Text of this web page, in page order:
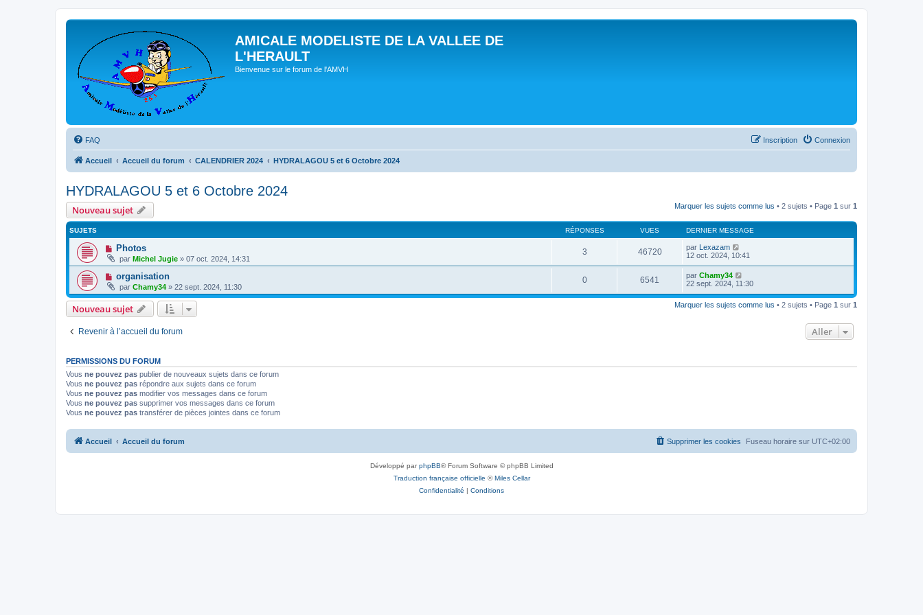
AMICALE MODELISTE DE LA VALLEE DE
L'HERAULT
Bienvenue sur le forum de l'AMVH
FAQ Connexion
Inscription
Accueil Accueil du forum CALENDRIER 2024 HYDRALAGOU 5 et 6 Octobre 2024
HYDRALAGOU 5 et 6 Octobre 2024
Nouveau sujet Marquer les sujets comme lus • 2 sujets • Page 1 sur 1
SUJETS RÉPONSES VUES DERNIER MESSAGE
Photos
par Michel Jugie » 07 oct. 2024, 14:31
3 46720 par Lexazam
12 oct. 2024, 10:41
organisation
par Chamy34 » 22 sept. 2024, 11:30
0 6541 par Chamy34
22 sept. 2024, 11:30
Nouveau sujet Marquer les sujets comme lus • 2 sujets • Page 1 sur 1
Revenir à l’accueil du forum Aller
PERMISSIONS DU FORUM
Vous ne pouvez pas publier de nouveaux sujets dans ce forum
Vous ne pouvez pas répondre aux sujets dans ce forum
Vous ne pouvez pas modifier vos messages dans ce forum
Vous ne pouvez pas supprimer vos messages dans ce forum
Vous ne pouvez pas transférer de pièces jointes dans ce forum
Accueil Accueil du forum Fuseau horaire sur UTC+02:00
Supprimer les cookies
Développé parphpBB® Forum Software © phpBB Limited
Traduction française officielle ©Miles Cellar
Confidentialité | Conditions